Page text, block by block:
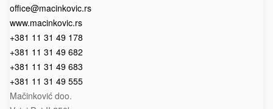
office@macinkovic.rs
www.macinkovic.rs
+381 11 31 49 178
+381 11 31 49 682
+381 11 31 49 683
+381 11 31 49 555
Mačinković doo.